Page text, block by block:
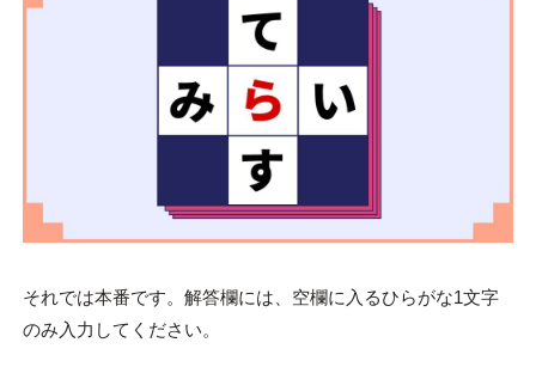
それでは本番です。解答欄には、空欄に入るひらがな1文字
のみ入力してください。